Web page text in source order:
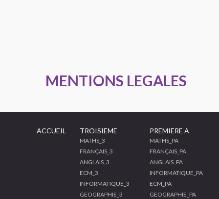
MENTIONS LEGALES
ACCUEIL TROISIEME
MATHS_3
FRANÇAIS_3
ANGLAIS_3
ECM_3
INFORMATIQUE_3
GEOGRAPHIE_3
PREMIERE A
MATHS_PA
FRANÇAIS_PA
ANGLAIS_PA
INFORMATIQUE_PA
ECM_PA
GEOGRAPHIE_PA